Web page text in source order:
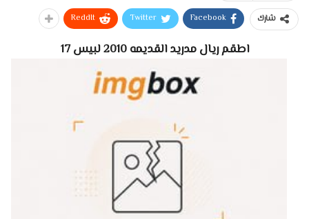
شارك Facebook
Twitter
ReddIt
اطقم ريال مدريد القديمه 2010 لبيس 17